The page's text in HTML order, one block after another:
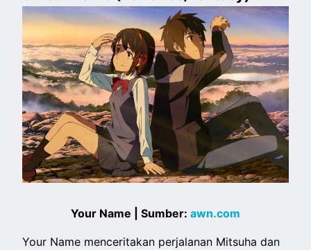
Your Name | Sumber: awn.com
Your Name menceritakan perjalanan Mitsuha dan